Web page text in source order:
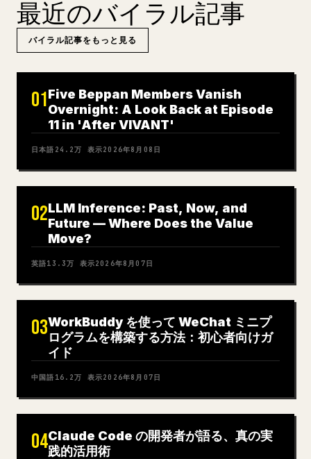
最近のバイラル記事
バイラル記事をもっと見る
01Five Beppan Members Vanish
Overnight: A Look Back at Episode
11 in 'After VIVANT'
日本語 24.2万 表示2026年8月08日
02LLM Inference: Past, Now, and
Future — Where Does the Value
Move?
英語13.3万 表示2026年8月07日
03WorkBuddy を使って WeChat ミニプ
ログラムを構築する方法：初心者向けガ
イド
中国語 16.2万 表示2026年8月07日
04Claude Code の開発者が語る、真の実
践的活用術